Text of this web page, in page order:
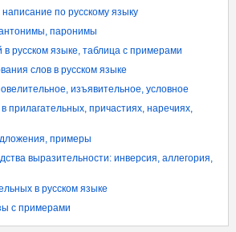
по русскому языку
паронимы
русском языке, таблица с примерами
слов в русском языке
изъявительное, условное
прилагательных, причастиях, наречиях,
примеры
выразительности: инверсия, аллегория,
в русском языке
с примерами